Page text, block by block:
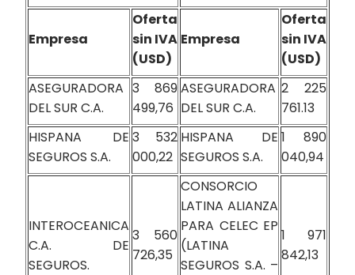
Empresa
Oferta
sin IVA
(USD)
Empresa
Oferta
sin IVA
(USD)
ASEGURADORA
DEL SUR C.A.
3 869
499,76
ASEGURADORA
DEL SUR C.A.
2 225
761.13
HISPANA DE
SEGUROS S.A.
3 532
000,22
HISPANA DE
SEGUROS S.A.
1 890
040,94
INTEROCEANICA
C.A. DE
SEGUROS.
3 560
726,35
CONSORCIO
LATINA ALIANZA
PARA CELEC EP
(LATINA
SEGUROS S.A. –
1 971
842,13